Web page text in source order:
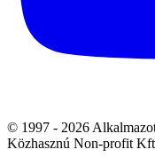
© 1997 - 2026
Közhasznú Non-profit